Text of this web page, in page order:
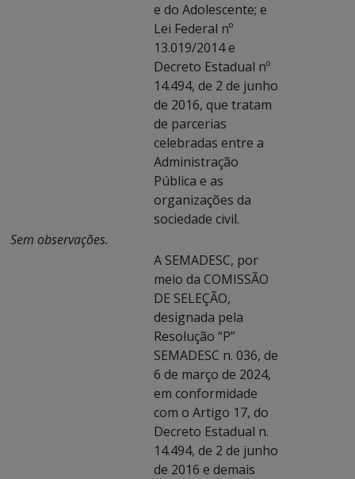
e do Adolescente; e
Lei Federal nº
13.019/2014 e
Decreto Estadual nº
14.494, de 2 de junho
de 2016, que tratam
de parcerias
celebradas entre a
Administração
Pública e as
organizações da
sociedade civil.
Sem observações.
A SEMADESC, por
meio da COMISSÃO
DE SELEÇÃO,
designada pela
Resolução “P”
SEMADESC n. 036, de
6 de março de 2024,
em conformidade
com o Artigo 17, do
Decreto Estadual n.
14.494, de 2 de junho
de 2016 e demais